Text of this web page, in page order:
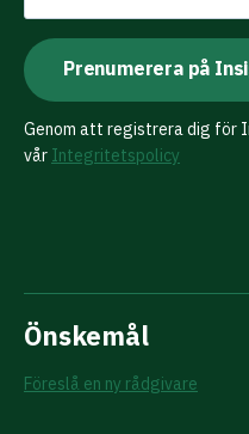
Genom att registrera dig för
vår Integritetspolicy
Önskemål
Föreslå en ny rådgivare